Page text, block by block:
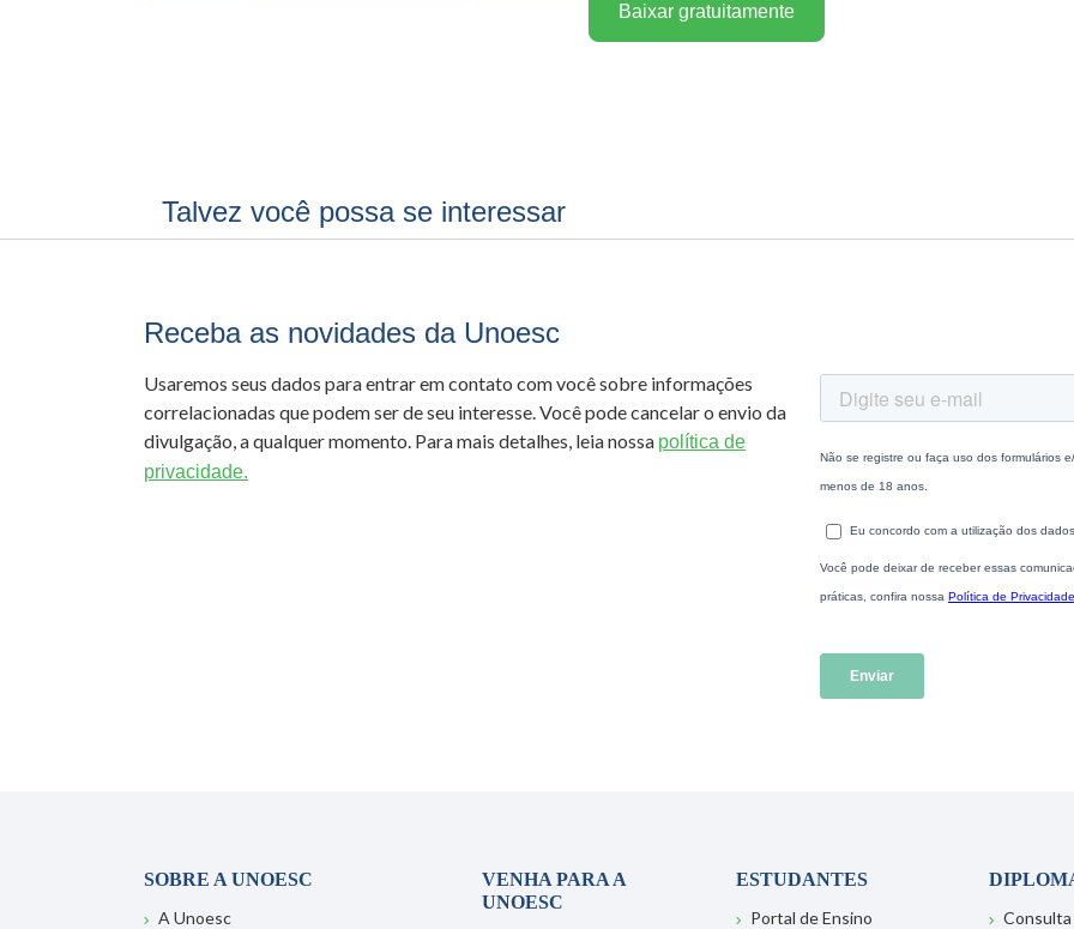
Baixar gratuitamente
Talvez você possa se interessar
Receba as novidades da Unoesc
Usaremos seus dados para entrar em contato com você sobre informações
correlacionadas que podem ser de seu interesse. Você pode cancelar o envio da
divulgação, a qualquer momento. Para mais detalhes, leia nossa política de
privacidade.
SOBRE A UNOESC
A Unoesc
VENHA PARA A
UNOESC
ESTUDANTES
Portal de Ensino
Consulta